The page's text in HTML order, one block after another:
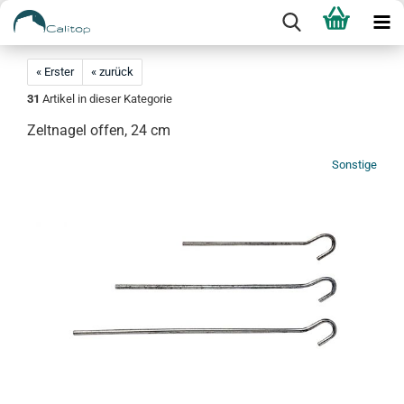
« Erster
« zurück
31 Artikel in dieser Kategorie
Zeltnagel offen, 24 cm
Sonstige